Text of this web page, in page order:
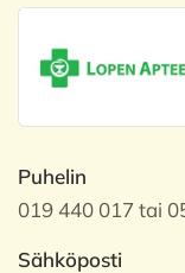
Puhelin
019 440 017 tai
Sähköposti